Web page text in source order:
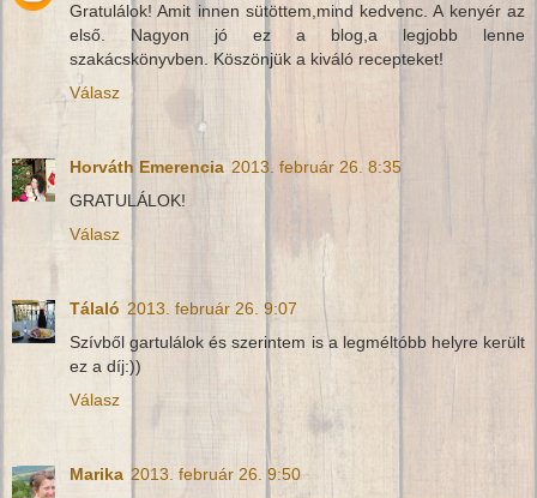
Gratulálok! Amit innen sütöttem,mind kedvenc. A kenyér az
első. Nagyon jó ez a blog,a legjobb lenne
szakácskönyvben. Köszönjük a kiváló recepteket!
Válasz
Horváth Emerencia 2013. február 26. 8:35
GRATULÁLOK!
Válasz
Tálaló 2013. február 26. 9:07
Szívből gartulálok és szerintem is a legméltóbb helyre került
ez a díj:))
Válasz
Marika 2013. február 26. 9:50